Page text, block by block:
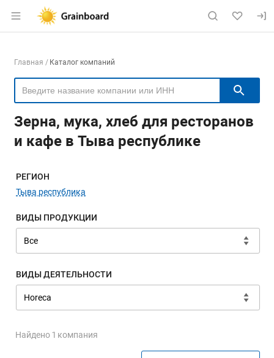
Раздел навигации по сайту
Навигация по компаниям
Главная Каталог компаний
Зерна, мука, хлеб для ресторанов
и кафе в Тыва республике
Меню навигации
РЕГИОН
Тыва республика
ВИДЫ ПРОДУКЦИИ
ВИДЫ ДЕЯТЕЛЬНОСТИ
Найдено 1 компания